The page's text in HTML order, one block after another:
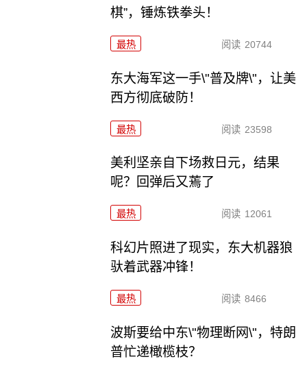
棋”，锤炼铁拳头！
最热 阅读 20744
东大海军这一手\"普及牌\"，让美
西方彻底破防！
最热 阅读 23598
美利坚亲自下场救日元，结果
呢？回弹后又蔫了
最热 阅读 12061
科幻片照进了现实，东大机器狼
驮着武器冲锋！
最热 阅读 8466
波斯要给中东\"物理断网\"，特朗
普忙递橄榄枝？